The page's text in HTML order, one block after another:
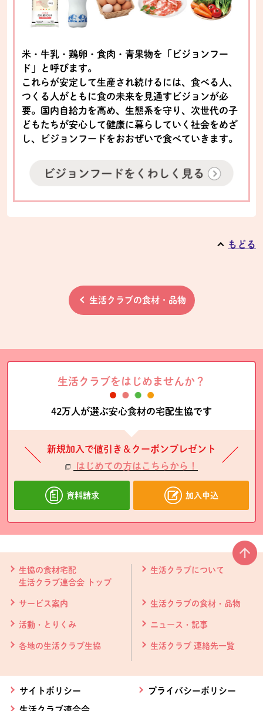
米・牛乳・鶏卵・食肉・青果物を「ビジョンフー
ド」と呼びます。
これらが安定して生産され続けるには、食べる人、
つくる人がともに食の未来を見通すビジョンが必
要。国内自給力を高め、生態系を守り、次世代の子
どもたちが安心して健康に暮らしていく社会をめざ
し、ビジョンフードをおおぜいで食べていきます。
もどる
生活クラブの食材・品物
生活クラブをはじめませんか？
42万人が選ぶ安心食材の宅配生協です
新規加入で値引き＆クーポンプレゼント
はじめての方はこちらから！
資料請求 加入申込
生協の食材宅配
生活クラブ連合会 トップ
生活クラブについて
サービス案内 生活クラブの食材・品物
活動・とりくみ ニュース・記事
各地の生活クラブ生協 生活クラブ 連絡先一覧
サイトポリシー プライバシーポリシー